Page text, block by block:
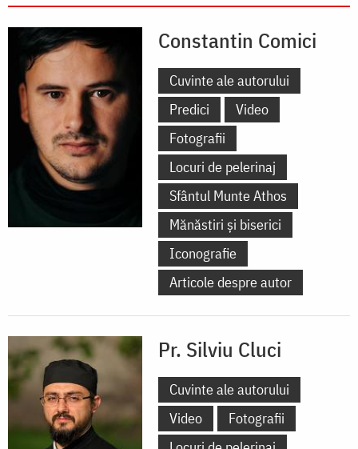
Constantin Comici
Cuvinte ale autorului
Predici
Video
Fotografii
Locuri de pelerinaj
Sfântul Munte Athos
Mănăstiri și biserici
Iconografie
Articole despre autor
Pr. Silviu Cluci
Cuvinte ale autorului
Video
Fotografii